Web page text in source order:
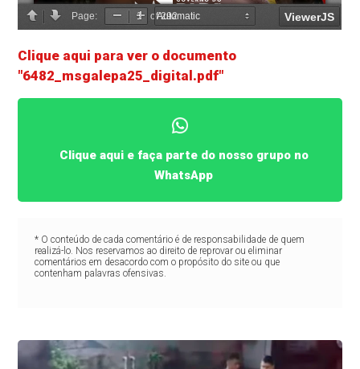
Clique aqui para ver o documento
"6482_msgalepa25_digital.pdf"
Clique aqui e faça parte do nosso grupo no
WhatsApp
* O conteúdo de cada comentário é de responsabilidade de quem
realizá-lo. Nos reservamos ao direito de reprovar ou eliminar
comentários em desacordo com o propósito do site ou que
contenham palavras ofensivas.